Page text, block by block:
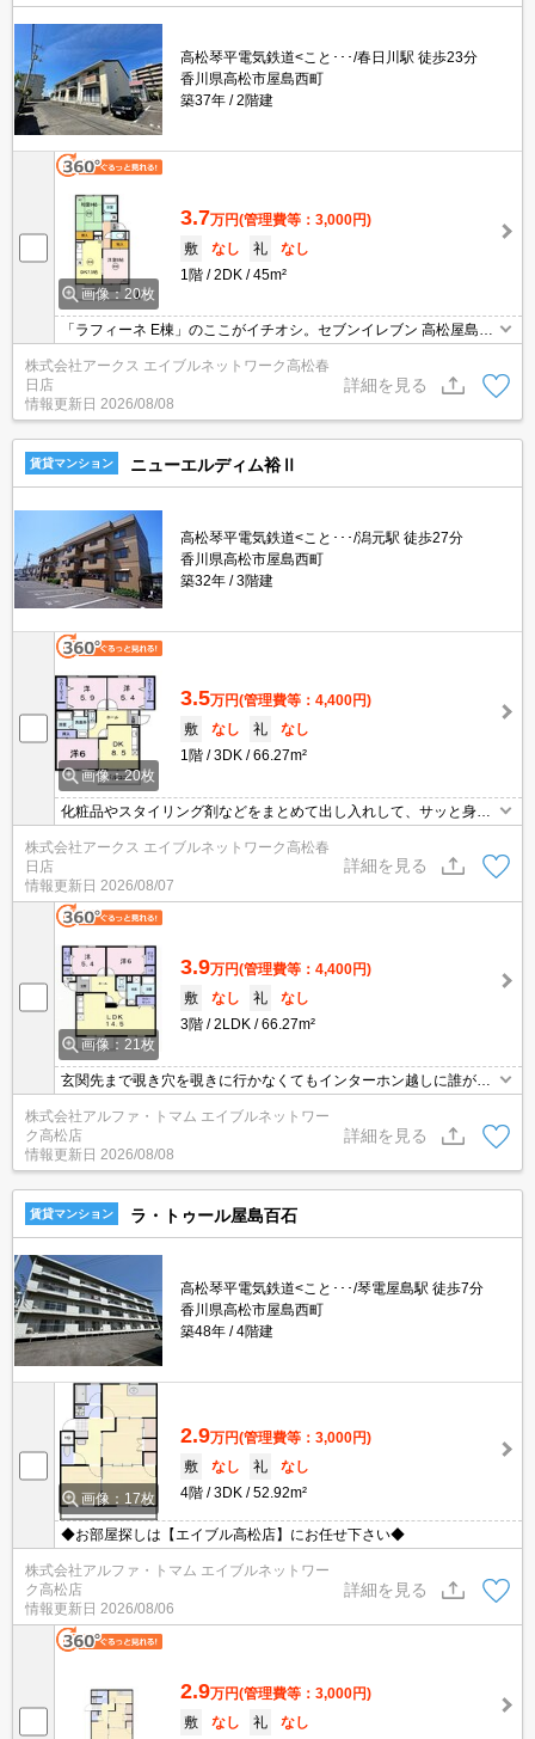
高松琴平電気鉄道<こと･･･/春日川駅 徒歩23分
香川県高松市屋島西町
築37年
2階建
画像：20枚
3.7万円(管理費等：3,000円)
敷
なし 礼
なし
1階
2DK 45m²
「ラフィーネ E棟」のここがイチオシ。セブンイレブン 高松屋島西
ーズボックス・クロゼットなどが備え付けられているので、衣類や
日用品の収納に重宝します。駐輪場付きの物件です。
株式会社アークス エイブルネットワーク高松春
日店
情報更新日 2026/08/08
詳細を見る
賃貸マンション ニューエルディム裕Ⅱ
高松琴平電気鉄道<こと･･･/潟元駅 徒歩27分
香川県高松市屋島西町
築32年
3階建
画像：20枚
3.5万円(管理費等：4,400円)
敷
なし 礼
なし
1階
3DK 66.27m²
化粧品やスタイリング剤などをまとめて出し入れして、サッと身支
度を整えられる独立洗面台が付いております。ドアを開けたり直接
会話しなくてもモニター越しに来訪者を確認できるモニター付きイ
ンターホンを設置しております。駐車場が空いているので、車をお
持ちの方も安心です。浴室とトイレが分かれています。
株式会社アークス エイブルネットワーク高松春
日店
情報更新日 2026/08/07
詳細を見る
画像：21枚
3.9万円(管理費等：4,400円)
敷
なし 礼
なし
3階
2LDK 66.27m²
玄関先まで覗き穴を覗きに行かなくてもインターホン越しに誰が来
たのかを確認できます。収納はシューズボックス・クロゼットなど
豊富なので、広々と空間を利用することも可能です。入居後、改め
て便利に感じるのは独立した洗面所の物件。カード決済であれば、
現金が手元になくてもお支払いできます。こちらはマンションタイ
プになります。
株式会社アルファ・トマム エイブルネットワー
ク高松店
情報更新日 2026/08/08
詳細を見る
賃貸マンション ラ・トゥール屋島百石
高松琴平電気鉄道<こと･･･/琴電屋島駅 徒歩7分
香川県高松市屋島西町
築48年
4階建
画像：17枚
2.9万円(管理費等：3,000円)
敷
なし 礼
なし
4階
3DK 52.92m²
◆お部屋探しは【エイブル高松店】にお任せ下さい◆
株式会社アルファ・トマム エイブルネットワー
ク高松店
情報更新日 2026/08/06
詳細を見る
2.9万円(管理費等：3,000円)
敷
なし 礼
なし